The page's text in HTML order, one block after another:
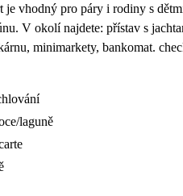
je vhodný pro páry i rodiny s
V okolí najdete: přístav s
minimarkety, bankomat.
laguně